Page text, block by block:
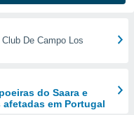
De Campo Los
do Saara e
em Portugal